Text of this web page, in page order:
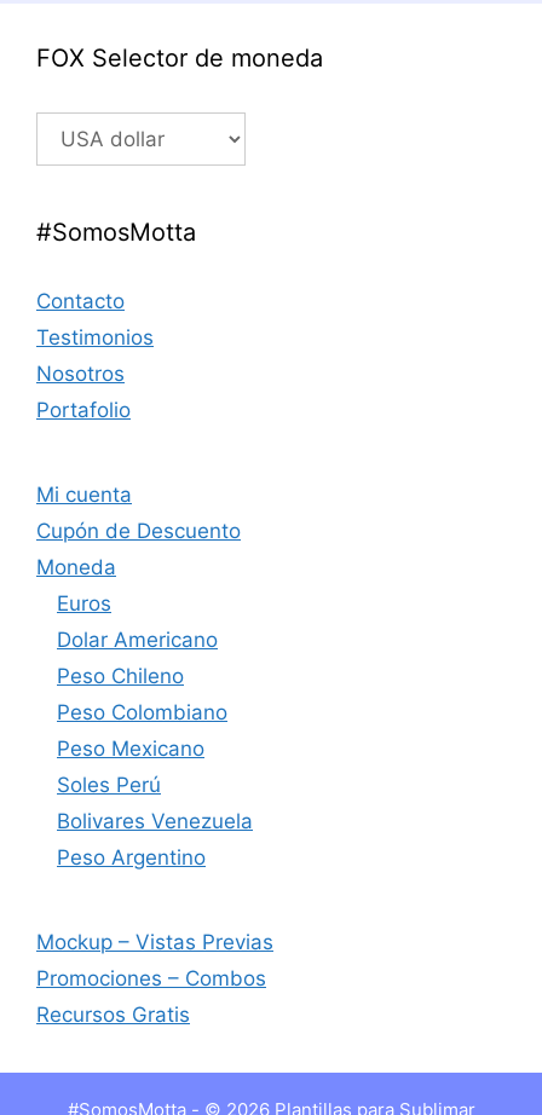
FOX Selector de moneda
#SomosMotta
Contacto
Testimonios
Nosotros
Portafolio
Mi cuenta
Cupón de Descuento
Moneda
Euros
Dolar Americano
Peso Chileno
Peso Colombiano
Peso Mexicano
Soles Perú
Bolivares Venezuela
Peso Argentino
Mockup – Vistas Previas
Promociones – Combos
Recursos Gratis
#SomosMotta - © 2026 Plantillas para Sublimar